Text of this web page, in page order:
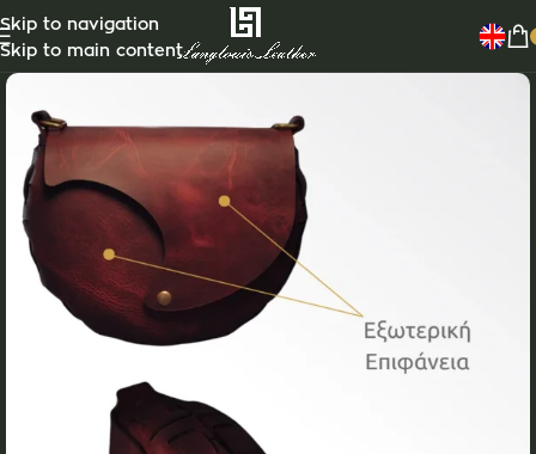
Skip to navigation
Skip to main content